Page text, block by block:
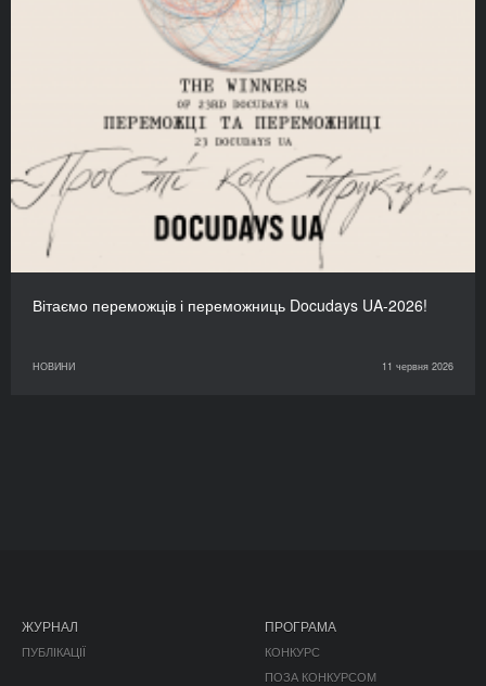
Вітаємо переможців і переможниць Docudays UA-2026!
НОВИНИ 11 червня 2026
ЖУРНАЛ
ПУБЛІКАЦІЇ
ПРОГРАМА
КОНКУРС
ПОЗА КОНКУРСОМ